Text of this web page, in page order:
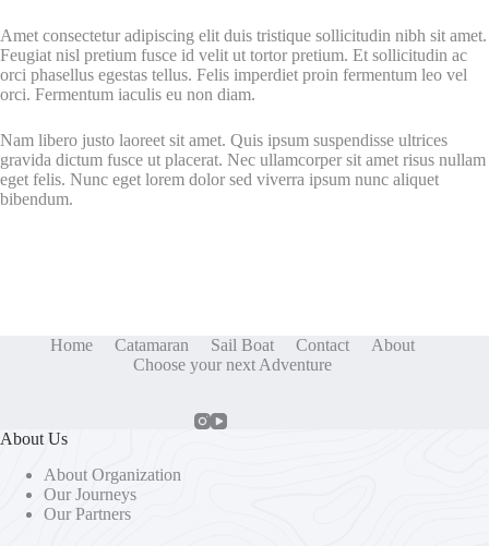
Amet consectetur adipiscing elit duis tristique sollicitudin nibh sit amet.
Feugiat nisl pretium fusce id velit ut tortor pretium. Et sollicitudin ac
orci phasellus egestas tellus. Felis imperdiet proin fermentum leo vel
orci. Fermentum iaculis eu non diam.
Nam libero justo laoreet sit amet. Quis ipsum suspendisse ultrices
gravida dictum fusce ut placerat. Nec ullamcorper sit amet risus nullam
eget felis. Nunc eget lorem dolor sed viverra ipsum nunc aliquet
bibendum.
Home Catamaran Sail Boat Contact
About
Choose your next Adventure
About Us
About Organization
Our Journeys
Our Partners